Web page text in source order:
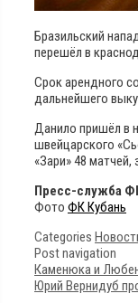
Бразильский
перешёл в
Срок арендного
дальнейшего
Данило пришёл в
швейцарского
«Зари» 48 матчей,
Пресс-служба
Фото ФК Кубань
Categories
Post navigation
Каменюка и
Юрий Вернидуб